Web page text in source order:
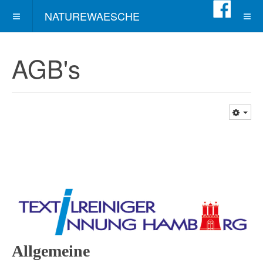
NATUREWAESCHE
AGB's
Allgemeine